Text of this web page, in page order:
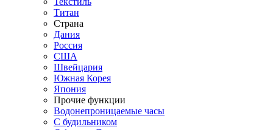
Титан
Страна
Дания
Россия
США
Швейцария
Южная Корея
Япония
Прочие функции
Водонепроницаемые часы
С будильником